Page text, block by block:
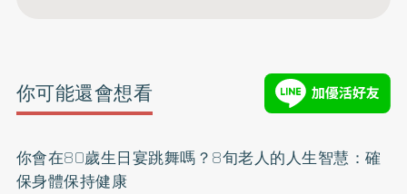
你可能還會想看
你會在80歲生日宴跳舞嗎？8旬老人的人生智慧：確
保身體保持健康